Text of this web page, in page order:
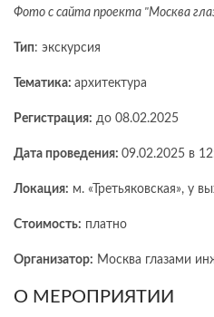
Фото с сайта проекта "Москва
Тип: экскурсия
Тематика: архитектура
Регистрация: до 08.02.2025
Дата проведения: 09.02.2025 в
Локация: м. «Третьяковская», у
Стоимость: платно
Организатор: Москва глазами
О МЕРОПРИЯТИИ